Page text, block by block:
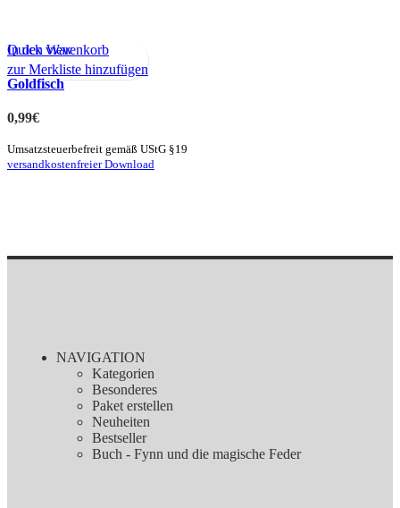
Quick view
zur Merkliste hinzufügen
In den Warenkorb
Goldfisch
0,99€
Umsatzsteuerbefreit gemäß UStG §19
versandkostenfreier Download
NAVIGATION
Kategorien
Besonderes
Paket erstellen
Neuheiten
Bestseller
Buch - Fynn und die magische Feder